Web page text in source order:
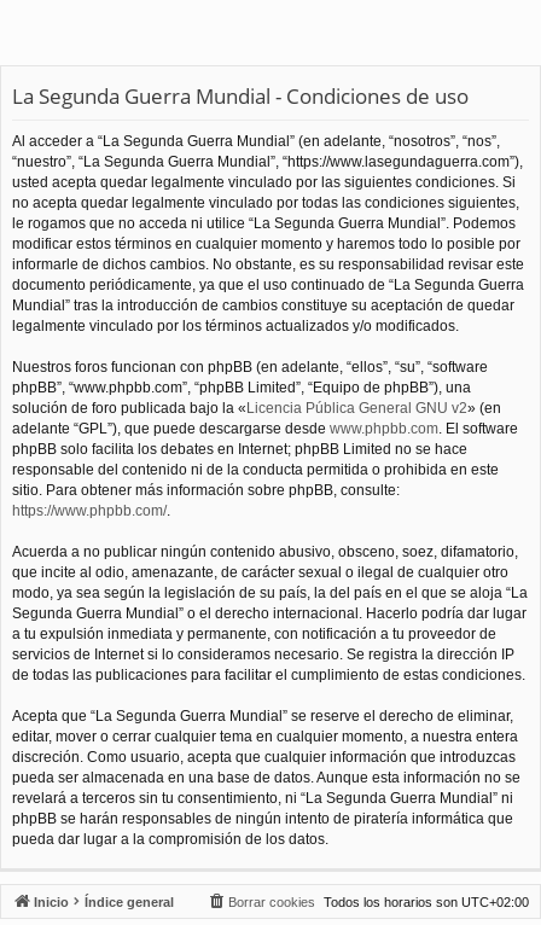
La Segunda Guerra Mundial - Condiciones de uso
Al acceder a “La Segunda Guerra Mundial” (en adelante, “nosotros”, “nos”,
“nuestro”, “La Segunda Guerra Mundial”, “https://www.lasegundaguerra.com”),
usted acepta quedar legalmente vinculado por las siguientes condiciones. Si
no acepta quedar legalmente vinculado por todas las condiciones siguientes,
le rogamos que no acceda ni utilice “La Segunda Guerra Mundial”. Podemos
modificar estos términos en cualquier momento y haremos todo lo posible por
informarle de dichos cambios. No obstante, es su responsabilidad revisar este
documento periódicamente, ya que el uso continuado de “La Segunda Guerra
Mundial” tras la introducción de cambios constituye su aceptación de quedar
legalmente vinculado por los términos actualizados y/o modificados.
Nuestros foros funcionan con phpBB (en adelante, “ellos”, “su”, “software
phpBB”, “www.phpbb.com”, “phpBB Limited”, “Equipo de phpBB”), una
solución de foro publicada bajo la «Licencia Pública General GNU v2» (en
adelante “GPL”), que puede descargarse desde www.phpbb.com. El software
phpBB solo facilita los debates en Internet; phpBB Limited no se hace
responsable del contenido ni de la conducta permitida o prohibida en este
sitio. Para obtener más información sobre phpBB, consulte:
https://www.phpbb.com/.
Acuerda a no publicar ningún contenido abusivo, obsceno, soez, difamatorio,
que incite al odio, amenazante, de carácter sexual o ilegal de cualquier otro
modo, ya sea según la legislación de su país, la del país en el que se aloja “La
Segunda Guerra Mundial” o el derecho internacional. Hacerlo podría dar lugar
a tu expulsión inmediata y permanente, con notificación a tu proveedor de
servicios de Internet si lo consideramos necesario. Se registra la dirección IP
de todas las publicaciones para facilitar el cumplimiento de estas condiciones.
Acepta que “La Segunda Guerra Mundial” se reserve el derecho de eliminar,
editar, mover o cerrar cualquier tema en cualquier momento, a nuestra entera
discreción. Como usuario, acepta que cualquier información que introduzcas
pueda ser almacenada en una base de datos. Aunque esta información no se
revelará a terceros sin tu consentimiento, ni “La Segunda Guerra Mundial” ni
phpBB se harán responsables de ningún intento de piratería informática que
pueda dar lugar a la compromisión de los datos.
Inicio Índice general Todos los horarios son UTC+02:00
Borrar cookies